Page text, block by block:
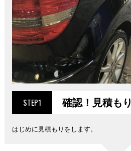
STEP1 確認！見積もり
はじめに見積もりをします。